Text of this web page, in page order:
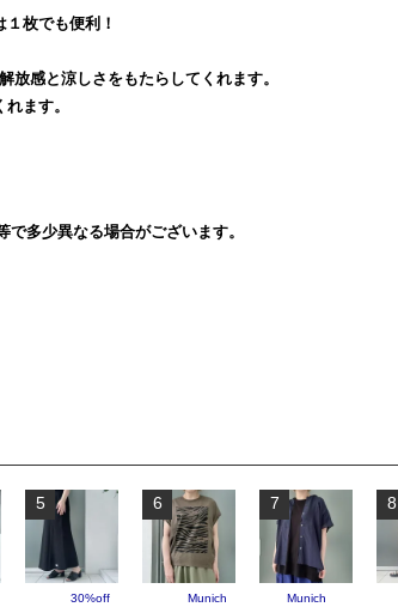
枚でも便利！
感と涼しさをもたらしてくれます。
ます。
多少異なる場合がございます。
5
30%off
6
Munich
7
Munich
8